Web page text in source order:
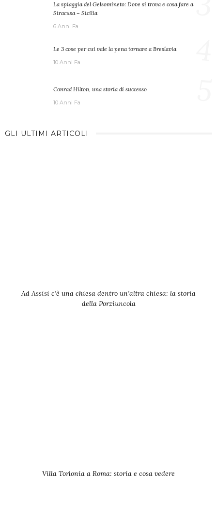
La spiaggia del Gelsomineto: Dove si trova e cosa fare a
Siracusa – Sicilia
6 Anni Fa
Le 3 cose per cui vale la pena tornare a Breslavia
10 Anni Fa
Conrad Hilton, una storia di successo
10 Anni Fa
GLI ULTIMI ARTICOLI
Ad Assisi c’è una chiesa dentro un’altra chiesa: la storia
della Porziuncola
Villa Torlonia a Roma: storia e cosa vedere